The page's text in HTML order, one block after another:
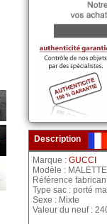
Description
Marque : GUCCI
Modèle :
Référence
Type sac : porté
Sexe : Mixte
Valeur du neuf :